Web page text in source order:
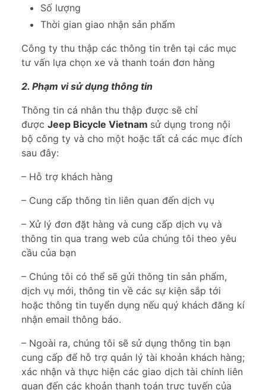
Số lượng
Thời gian giao nhận sản phẩm
Công ty thu thập các thông tin trên tại các mục
tư vấn lựa chọn xe và thanh toán đơn hàng
2. Phạm vi sử dụng thông tin
Thông tin cá nhân thu thập được sẽ chỉ
được Jeep Bicycle Vietnam sử dụng trong nội
bộ công ty và cho một hoặc tất cả các mục đích
sau đây:
– Hỗ trợ khách hàng
– Cung cấp thông tin liên quan đến dịch vụ
– Xử lý đơn đặt hàng và cung cấp dịch vụ và
thông tin qua trang web của chúng tôi theo yêu
cầu của bạn
– Chúng tôi có thể sẽ gửi thông tin sản phẩm,
dịch vụ mới, thông tin về các sự kiện sắp tới
hoặc thông tin tuyển dụng nếu quý khách đăng kí
nhận email thông báo.
– Ngoài ra, chúng tôi sẽ sử dụng thông tin bạn
cung cấp để hỗ trợ quản lý tài khoản khách hàng;
xác nhận và thực hiện các giao dịch tài chính liên
quan đến các khoản thanh toán trực tuyến của